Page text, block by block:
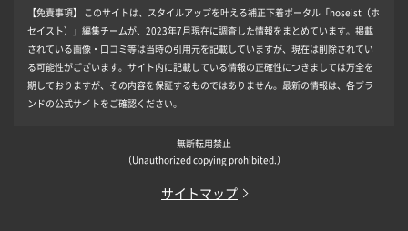
【免責事項】 このサイトは、スタイルアップを叶える補正下着ポータル「hoseist（ホ
セイスト）」編集チームが、2023年7月現在に調査した情報をまとめています。掲載
されている画像・口コミ等は当時の引用元を記載していますが、現在は削除されてい
る可能性がございます。サイト内に記載している情報の正確性につきましては万全を
期しておりますが、その内容を保証するものではありません。最新の情報は、各ブラ
ンドの公式サイトをご確認ください。
無断転用禁止
（Unauthorized copying prohibited.）
サイトマップ